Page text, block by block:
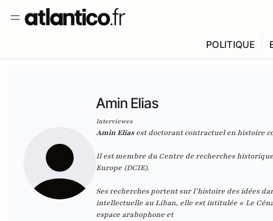
POLITIQUE
Amin Elias
Interviewes
Amin Eliasest doctorant contractuel en histoire
Il est membre du Centre de recherches
Europe (DCIE).
Ses recherches portent sur l’histoire des idées
intellectuelle au Liban, elle est intitulée « Le
espace arabophone et